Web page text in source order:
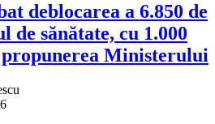
deblocarea a 6.850 de
de sănătate, cu 1.000
Ministerului